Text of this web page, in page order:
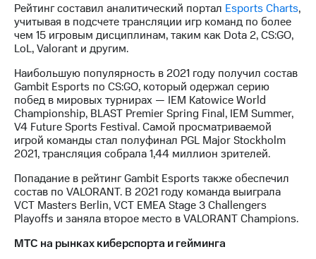
Контакты
Пригласить
спикера
и акционерам
Корпоративное
управление
Корпоративный
секретарь
Раскрытие
информации
Информация
акционерам
Документы
ПАО
"МТС"
Рейтинг составил аналитический портал Esports Charts,
учитывая в подсчете трансляции игр команд по более
чем 15 игровым дисциплинам, таким как Dota 2, CS:GO,
LoL, Valorant и другим.
Наибольшую популярность в 2021 году получил состав
Gambit Esports по CS:GO, который одержал серию
побед в мировых турнирах — IEM Katowice World
Championship, BLAST Premier Spring Final, IEM Summer,
V4 Future Sports Festival. Самой просматриваемой
игрой команды стал полуфинал PGL Major Stockholm
2021, трансляция собрала 1,44 миллион зрителей.
Попадание в рейтинг Gambit Esports также обеспечил
состав по VALORANT. В 2021 году команда выиграла
VCT Masters Berlin, VCT EMEA Stage 3 Challengers
Playoffs и заняла второе место в VALORANT Champions.
МТС на рынках киберспорта и гейминга